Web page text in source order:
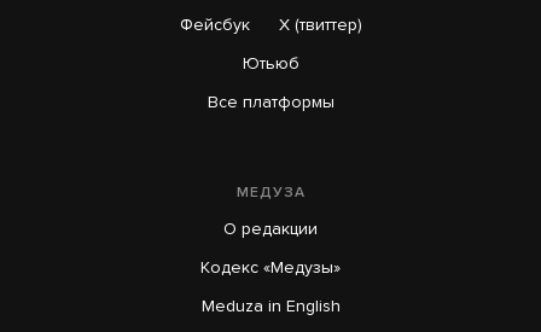
Фейсбук
X (твиттер)
Ютьюб
Все платформы
МЕДУЗА
О редакции
Кодекс «Медузы»
Meduza in English